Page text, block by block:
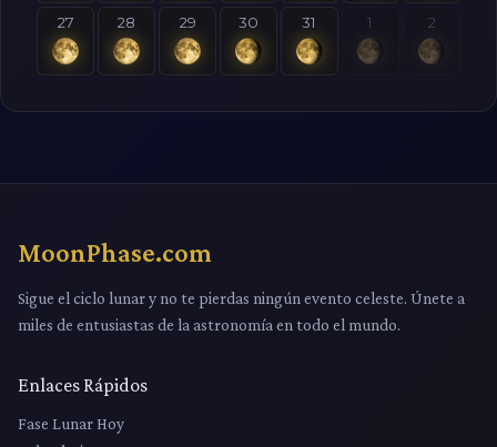
27 28 29 30 31 1 2
MoonPhase.com
Sigue el ciclo lunar y no te pierdas ningún evento celeste. Únete a
miles de entusiastas de la astronomía en todo el mundo.
Enlaces Rápidos
Fase Lunar Hoy